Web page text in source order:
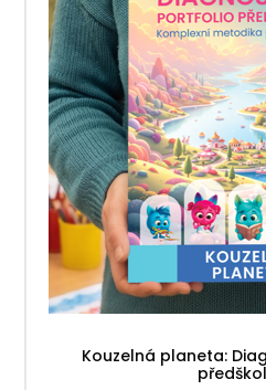
Kouzelná planeta: